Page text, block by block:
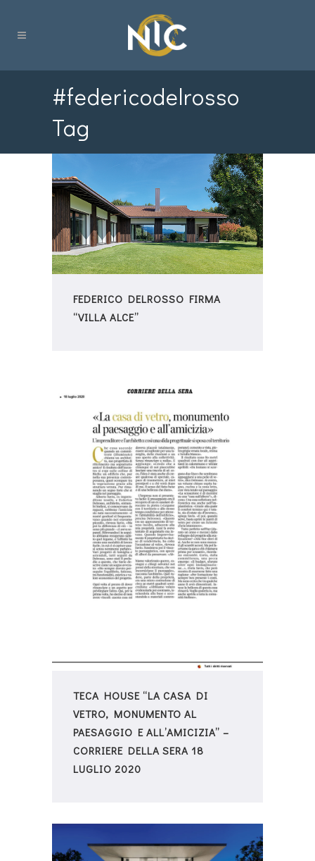
#federicodelrosso
Tag
FEDERICO DELROSSO FIRMA
“VILLA ALCE”
TECA HOUSE “LA CASA DI
VETRO, MONUMENTO AL
PAESAGGIO E ALL’AMICIZIA” –
CORRIERE DELLA SERA 18
LUGLIO 2020